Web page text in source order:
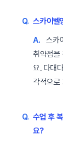
Q. 스카이벨
A.
스카
취약점을
요. 다대
각적으로
Q. 수업 후
요?